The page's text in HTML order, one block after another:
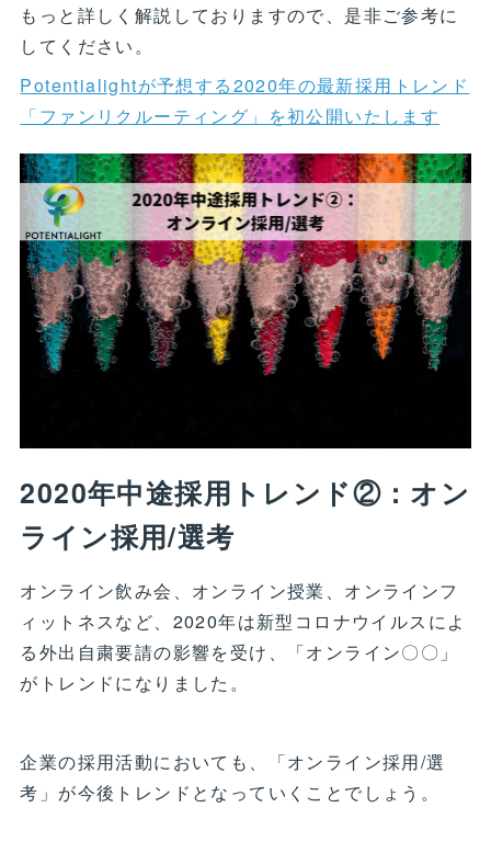
もっと詳しく解説しておりますので、是非ご参考に
してください。
Potentialightが予想する2020年の最新採用トレンド
「ファンリクルーティング」を初公開いたします
2020年中途採用トレンド②：オン
ライン採用/選考
オンライン飲み会、オンライン授業、オンラインフ
ィットネスなど、2020年は新型コロナウイルスによ
る外出自粛要請の影響を受け、「オンライン〇〇」
がトレンドになりました。
企業の採用活動においても、「オンライン採用/選
考」が今後トレンドとなっていくことでしょう。